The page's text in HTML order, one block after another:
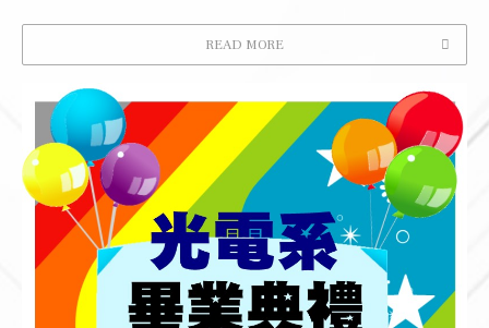
READ MORE